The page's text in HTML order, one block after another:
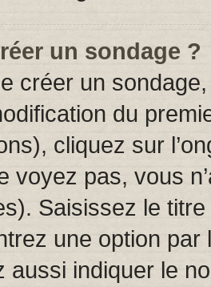
un sondage ?
créer un
du
cliquez sur
voyez pas, vous
Saisissez le
une option
aussi indiquer le